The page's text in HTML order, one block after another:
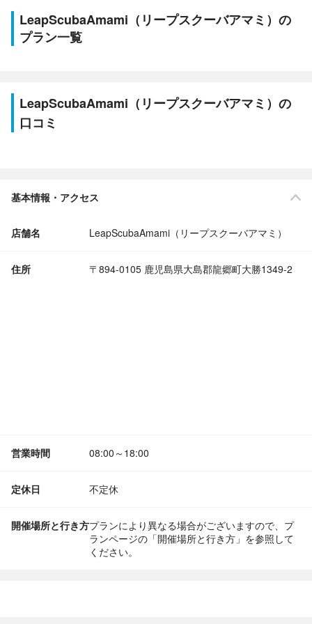
LeapScubaAmami（リープスクーバアマミ）の
プラン一覧
LeapScubaAmami（リープスクーバアマミ）の
口コミ
基本情報・アクセス
店舗名 LeapScubaAmami（リープスクーバアマミ）
住所 〒894-0105 鹿児島県大島郡龍郷町大勝1349-2
営業時間 08:00～18:00
定休日 不定休
開催場所と行き方プランにより異なる場合がございますので、プ
ランページの「開催場所と行き方」を参照して
ください。